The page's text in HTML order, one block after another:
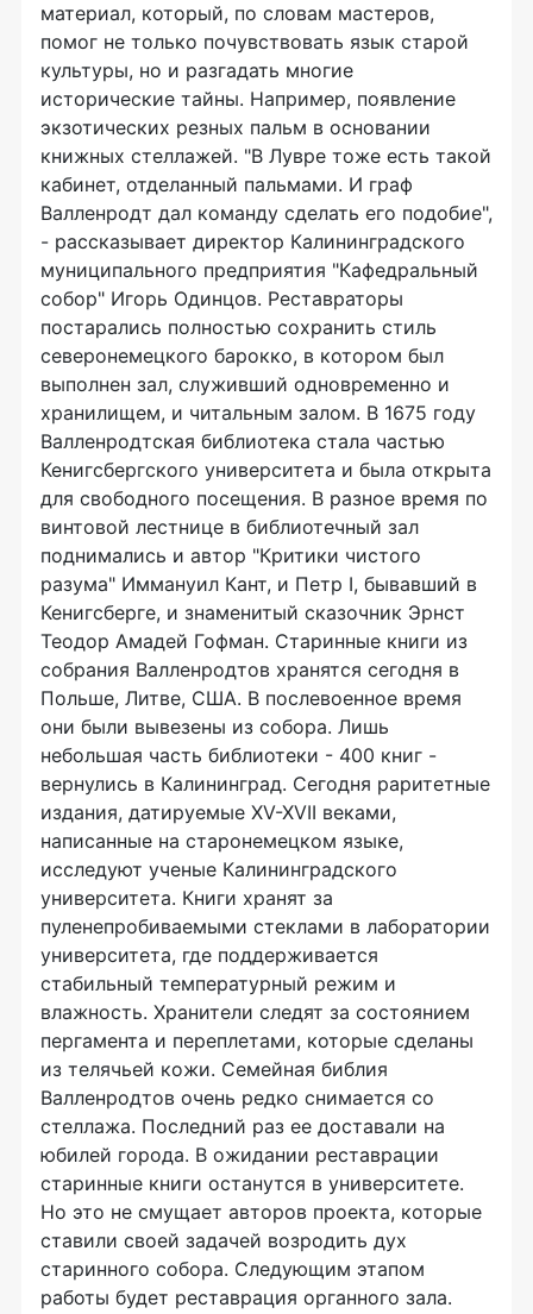
материал, который, по словам мастеров,
помог не только почувствовать язык старой
культуры, но и разгадать многие
исторические тайны. Например, появление
экзотических резных пальм в основании
книжных стеллажей. "В Лувре тоже есть такой
кабинет, отделанный пальмами. И граф
Валленродт дал команду сделать его подобие",
- рассказывает директор Калининградского
муниципального предприятия "Кафедральный
собор" Игорь Одинцов. Реставраторы
постарались полностью сохранить стиль
северонемецкого барокко, в котором был
выполнен зал, служивший одновременно и
хранилищем, и читальным залом. В 1675 году
Валленродтская библиотека стала частью
Кенигсбергского университета и была открыта
для свободного посещения. В разное время по
винтовой лестнице в библиотечный зал
поднимались и автор "Критики чистого
разума" Иммануил Кант, и Петр I, бывавший в
Кенигсберге, и знаменитый сказочник Эрнст
Теодор Амадей Гофман. Старинные книги из
собрания Валленродтов хранятся сегодня в
Польше, Литве, США. В послевоенное время
они были вывезены из собора. Лишь
небольшая часть библиотеки - 400 книг -
вернулись в Калининград. Сегодня раритетные
издания, датируемые XV-XVII веками,
написанные на старонемецком языке,
исследуют ученые Калининградского
университета. Книги хранят за
пуленепробиваемыми стеклами в лаборатории
университета, где поддерживается
стабильный температурный режим и
влажность. Хранители следят за состоянием
пергамента и переплетами, которые сделаны
из телячьей кожи. Семейная библия
Валленродтов очень редко снимается со
стеллажа. Последний раз ее доставали на
юбилей города. В ожидании реставрации
старинные книги останутся в университете.
Но это не смущает авторов проекта, которые
ставили своей задачей возродить дух
старинного собора. Следующим этапом
работы будет реставрация органного зала.